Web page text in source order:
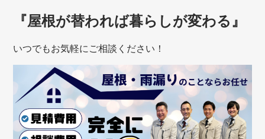
『屋根が替われば暮らしが変わる』
いつでもお気軽にご相談ください！